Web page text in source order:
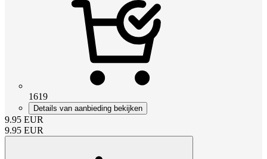
1619
Details van aanbieding bekijken
9.95 EUR
9.95 EUR